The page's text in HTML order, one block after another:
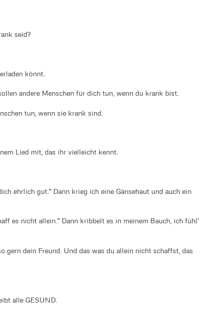
seid?
könnt.
andere Menschen für dich tun, wenn du krank bist.
tun, wenn sie krank sind.
Lied mit, das ihr vielleicht kennt.
ehrlich gut." Dann krieg ich eine Gänsehaut und auch ein
es nicht allein." Dann kribbelt es in meinem Bauch, ich fühl'
gern dein Freund. Und das was du allein nicht schaffst, das
alle GESUND.